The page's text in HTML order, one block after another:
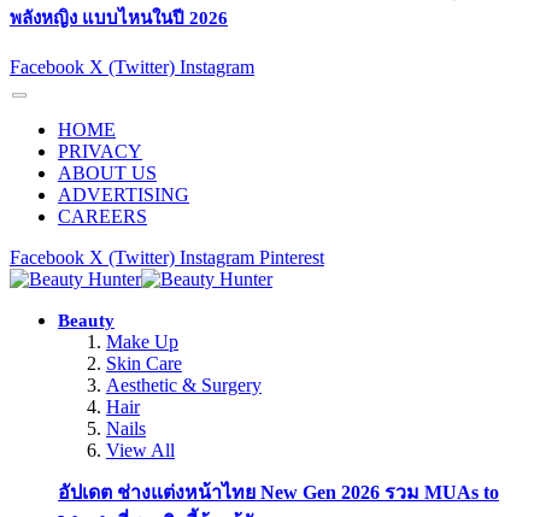
พลังหญิง แบบไหนในปี 2026
Facebook X (Twitter) Instagram
HOME
PRIVACY
ABOUT US
ADVERTISING
CAREERS
Facebook X (Twitter) Instagram Pinterest
Beauty
Make Up
Skin Care
Aesthetic & Surgery
Hair
Nails
View All
อัปเดต ช่างแต่งหน้าไทย New Gen 2026 รวม MUAs to